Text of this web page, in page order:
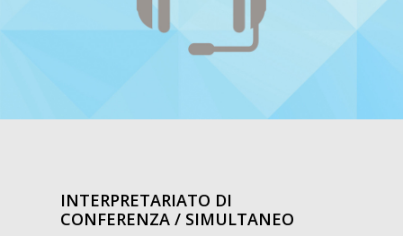
INTERPRETARIATO DI
CONFERENZA / SIMULTANEO